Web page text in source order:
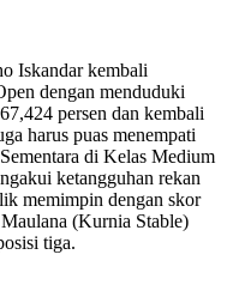
Iskandar kembali
dengan menduduki
persen dan kembali
harus puas menempati
di Kelas Medium
ketangguhan rekan
memimpin dengan skor
(Kurnia Stable)
tiga.